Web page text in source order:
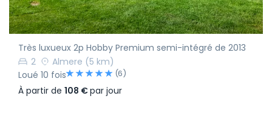
Très luxueux 2p Hobby Premium semi-intégré de 2013
2
Almere (5 km)
Loué 10 fois
(6)
À partir de 108 €par jour